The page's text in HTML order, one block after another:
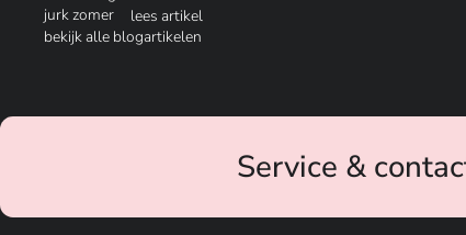
lees artikel
bekijk alle blogartikelen
Service &